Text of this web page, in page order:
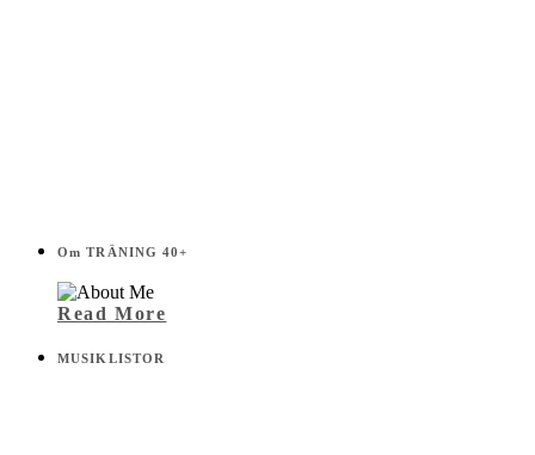
Om TRÄNING 40+
Read More
MUSIKLISTOR